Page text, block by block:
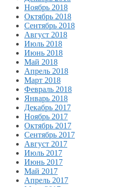
Ноябрь 2018
Октябрь 2018
Сентябрь 2018
Август 2018
Июль 2018
Июнь 2018
Май 2018
Апрель 2018
Март 2018
Февраль 2018
Январь 2018
Декабрь 2017
Ноябрь 2017
Октябрь 2017
Сентябрь 2017
Август 2017
Июль 2017
Июнь 2017
Май 2017
Апрель 2017